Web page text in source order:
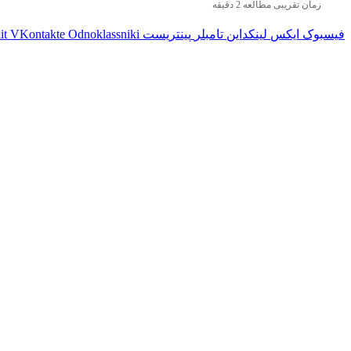
زمان تقریبی مطالعه 2 دقیقه
فیسبوک ایکس لینکداین تامبلر پینتریست VKontakte Odnoklassniki